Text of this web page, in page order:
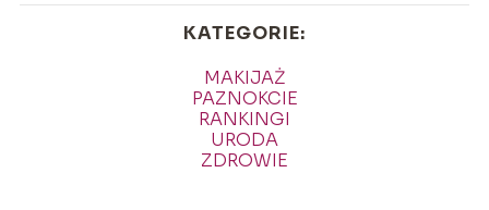
KATEGORIE:
MAKIJAŻ
PAZNOKCIE
RANKINGI
URODA
ZDROWIE